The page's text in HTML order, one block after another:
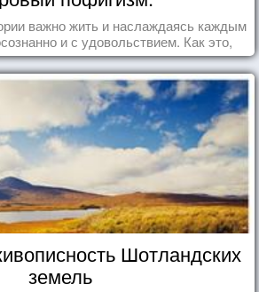
важно жить и наслаждаясь каждым
и с удовольствием. Как это,
на реальных примерах.
Шотландских
земель